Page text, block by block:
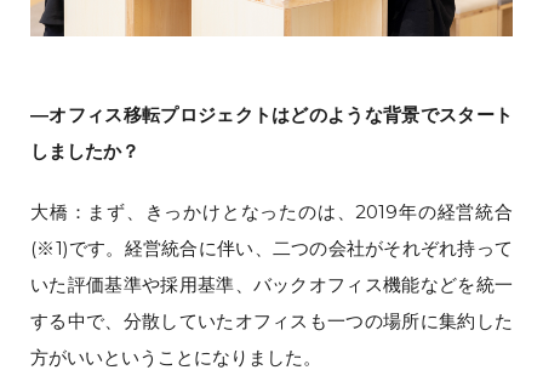
―オフィス移転プロジェクトはどのような背景でスタート
しましたか？
大橋：まず、きっかけとなったのは、2019年の経営統合
(※1)です。経営統合に伴い、二つの会社がそれぞれ持って
いた評価基準や採用基準、バックオフィス機能などを統一
する中で、分散していたオフィスも一つの場所に集約した
方がいいということになりました。